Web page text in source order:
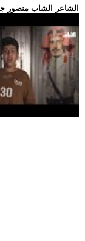
.. الشاعر الشاب